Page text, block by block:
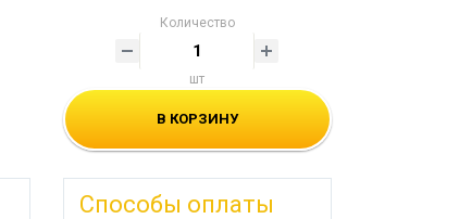
Количество
шт
В КОРЗИНУ
Способы оплаты